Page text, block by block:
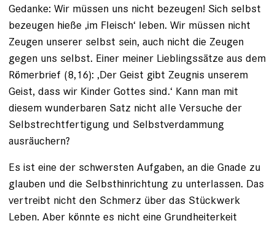
Gedanke: Wir müssen uns nicht bezeugen! Sich selbst
bezeugen hieße ‚im Fleisch‘ leben. Wir müssen nicht
Zeugen unserer selbst sein, auch nicht die Zeugen
gegen uns selbst. Einer meiner Lieblingssätze aus dem
Römerbrief (8,16): ‚Der Geist gibt Zeugnis unserem
Geist, dass wir Kinder Gottes sind.‘ Kann man mit
diesem wunderbaren Satz nicht alle Versuche der
Selbstrechtfertigung und Selbstverdammung
ausräuchern?
Es ist eine der schwersten Aufgaben, an die Gnade zu
glauben und die Selbsthinrichtung zu unterlassen. Das
vertreibt nicht den Schmerz über das Stückwerk
Leben. Aber könnte es nicht eine Grundheiterkeit